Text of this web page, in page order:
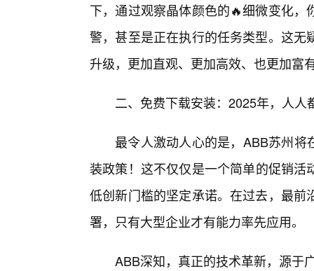
下，通过观察晶体颜色的🔥细微变化
警，甚至是正在执行的任务类型。这
升级，更加直观、更加高效、也更加富
二、免费下载安装：2025年，人人
最令人激动人心的是，ABB苏州将
装政策！这不仅仅是一个简单的促销
低创新门槛的坚定承诺。在过去，最
署，只有大型企业才有能力率先应用。
ABB深知，真正的技术革新，源于